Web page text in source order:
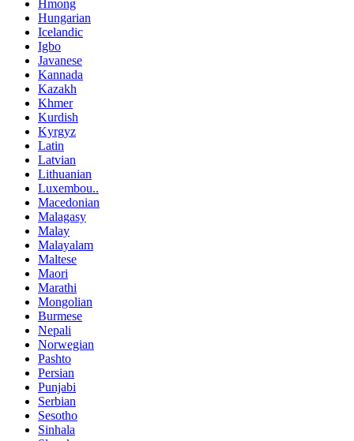
Hmong
Hungarian
Icelandic
Igbo
Javanese
Kannada
Kazakh
Khmer
Kurdish
Kyrgyz
Latin
Latvian
Lithuanian
Luxembou..
Macedonian
Malagasy
Malay
Malayalam
Maltese
Maori
Marathi
Mongolian
Burmese
Nepali
Norwegian
Pashto
Persian
Punjabi
Serbian
Sesotho
Sinhala